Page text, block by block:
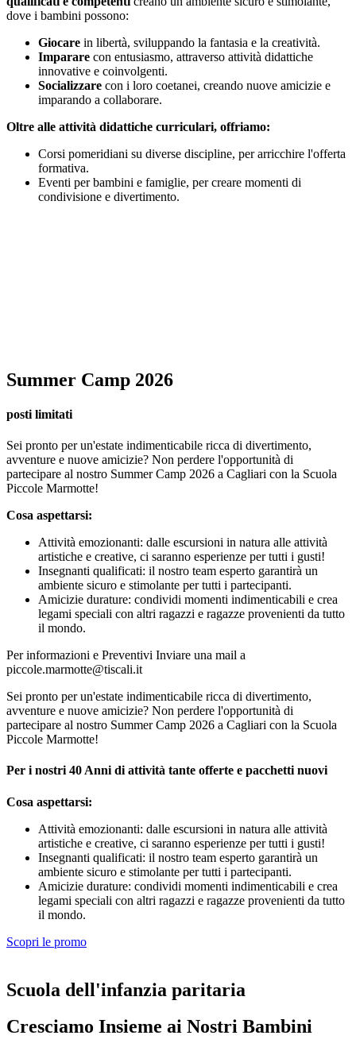
dove i bambini possono:
Giocare in libertà, sviluppando la fantasia e la creatività.
Imparare con entusiasmo, attraverso attività didattiche
innovative e coinvolgenti.
Socializzare con i loro coetanei, creando nuove amicizie e
imparando a collaborare.
Oltre alle attività didattiche curriculari, offriamo:
Corsi pomeridiani su diverse discipline, per arricchire l'offerta
formativa.
Eventi per bambini e famiglie, per creare momenti di
condivisione e divertimento.
Summer Camp 2026
posti limitati
Sei pronto per un'estate indimenticabile ricca di divertimento,
avventure e nuove amicizie? Non perdere l'opportunità di
partecipare al nostro Summer Camp 2026 a Cagliari con la Scuola
Piccole Marmotte!
Cosa aspettarsi:
Attività emozionanti: dalle escursioni in natura alle attività
artistiche e creative, ci saranno esperienze per tutti i gusti!
Insegnanti qualificati: il nostro team esperto garantirà un
ambiente sicuro e stimolante per tutti i partecipanti.
Amicizie durature: condividi momenti indimenticabili e crea
legami speciali con altri ragazzi e ragazze provenienti da tutto
il mondo.
Per informazioni e Preventivi Inviare una mail a
piccole.marmotte@tiscali.it
Sei pronto per un'estate indimenticabile ricca di divertimento,
avventure e nuove amicizie? Non perdere l'opportunità di
partecipare al nostro Summer Camp 2026 a Cagliari con la Scuola
Piccole Marmotte!
Per i nostri 40 Anni di attività tante offerte e pacchetti nuovi
Cosa aspettarsi:
Attività emozionanti: dalle escursioni in natura alle attività
artistiche e creative, ci saranno esperienze per tutti i gusti!
Insegnanti qualificati: il nostro team esperto garantirà un
ambiente sicuro e stimolante per tutti i partecipanti.
Amicizie durature: condividi momenti indimenticabili e crea
legami speciali con altri ragazzi e ragazze provenienti da tutto
il mondo.
Scopri le promo
Scuola dell'infanzia paritaria
Cresciamo Insieme ai Nostri Bambini